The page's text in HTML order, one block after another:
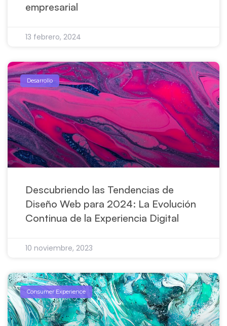
empresarial
13 febrero, 2024
Desarrollo
Descubriendo las Tendencias de
Diseño Web para 2024: La Evolución
Continua de la Experiencia Digital
10 noviembre, 2023
Consumer Experience